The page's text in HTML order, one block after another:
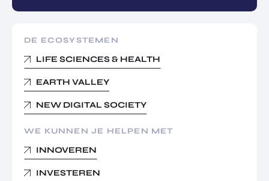
DE ECOSYSTEMEN
LIFE SCIENCES & HEALTH
EARTH VALLEY
NEW DIGITAL SOCIETY
WE KUNNEN JE HELPEN MET
INNOVEREN
INVESTEREN